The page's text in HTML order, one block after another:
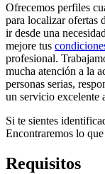
Ofrecemos perfiles
para localizar ofertas
ir desde una
mejore tus
profesional.
mucha atención a la
personas serias,
un servicio excelente
Si te sientes
Encontraremos lo
Requisitos